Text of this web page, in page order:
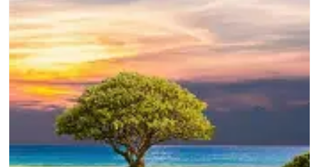
ad ANNCSU la lista dei civici georeferenziati. Per farlo
potranno candidarsi su PA digitale 2026 fino al 15
settembre 2025, salvo esaurimento delle risorse.
https://areariservata.padigitale2026.gov.it/
id=a01bU00000FnKS8QAN